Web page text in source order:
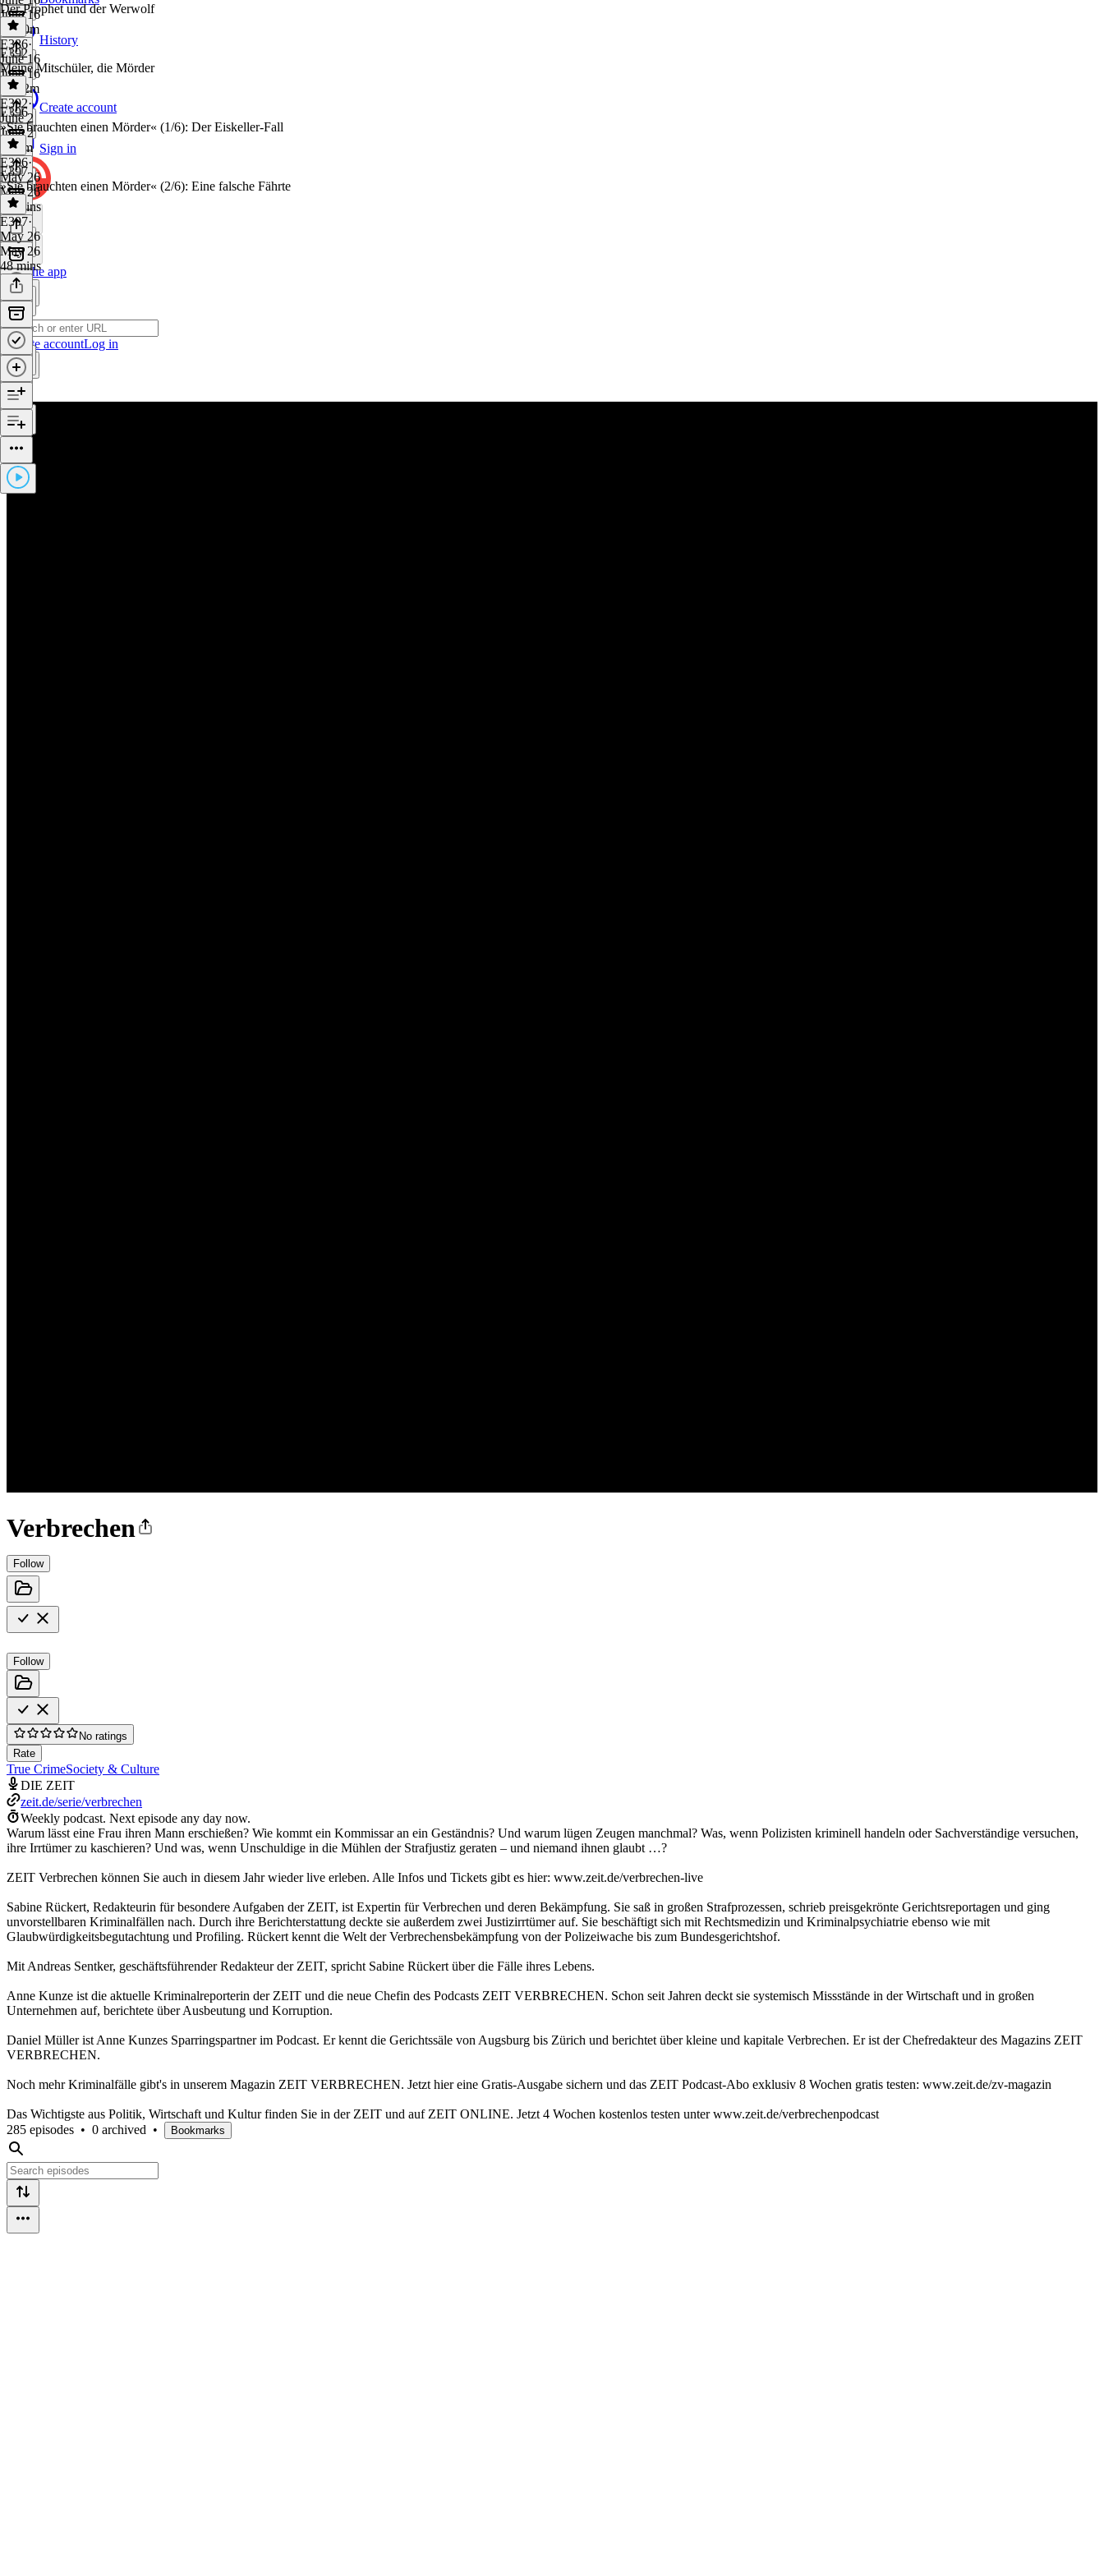
History
Create account
Sign in
Get the app
Create accountLog in
Verbrechen
Follow
Follow
No ratings
Rate
True CrimeSociety & Culture
DIE ZEIT
zeit.de/serie/verbrechen
Weekly podcast. Next episode any day now.
Warum lässt eine Frau ihren Mann erschießen? Wie kommt ein Kommissar an ein Geständnis? Und warum lügen Zeugen manchmal? Was, wenn Polizisten kriminell handeln oder Sachverständige versuchen,
ihre Irrtümer zu kaschieren? Und was, wenn Unschuldige in die Mühlen der Strafjustiz geraten – und niemand ihnen glaubt …?
ZEIT Verbrechen können Sie auch in diesem Jahr wieder live erleben. Alle Infos und Tickets gibt es hier: www.zeit.de/verbrechen-live
Sabine Rückert, Redakteurin für besondere Aufgaben der ZEIT, ist Expertin für Verbrechen und deren Bekämpfung. Sie saß in großen Strafprozessen, schrieb preisgekrönte Gerichtsreportagen und ging
unvorstellbaren Kriminalfällen nach. Durch ihre Berichterstattung deckte sie außerdem zwei Justizirrtümer auf. Sie beschäftigt sich mit Rechtsmedizin und Kriminalpsychiatrie ebenso wie mit
Glaubwürdigkeitsbegutachtung und Profiling. Rückert kennt die Welt der Verbrechensbekämpfung von der Polizeiwache bis zum Bundesgerichtshof.
Mit Andreas Sentker, geschäftsführender Redakteur der ZEIT, spricht Sabine Rückert über die Fälle ihres Lebens.
Anne Kunze ist die aktuelle Kriminalreporterin der ZEIT und die neue Chefin des Podcasts ZEIT VERBRECHEN. Schon seit Jahren deckt sie systemisch Missstände in der Wirtschaft und in großen
Unternehmen auf, berichtete über Ausbeutung und Korruption.
Daniel Müller ist Anne Kunzes Sparringspartner im Podcast. Er kennt die Gerichtssäle von Augsburg bis Zürich und berichtet über kleine und kapitale Verbrechen. Er ist der Chefredakteur des Magazins ZEIT
VERBRECHEN.
Noch mehr Kriminalfälle gibt's in unserem Magazin ZEIT VERBRECHEN. Jetzt hier eine Gratis-Ausgabe sichern und das ZEIT Podcast-Abo exklusiv 8 Wochen gratis testen: www.zeit.de/zv-magazin
Das Wichtigste aus Politik, Wirtschaft und Kultur finden Sie in der ZEIT und auf ZEIT ONLINE. Jetzt 4 Wochen kostenlos testen unter www.zeit.de/verbrechenpodcast
285 episodes • 0 archived • Bookmarks
June 16
1h 20m
Der Prophet und der Werwolf
E386·
June 16
June 16
1h 22m
E392
Meine Mitschüler, die Mörder
E392·
June 2
June 2
1h 7m
E396
»Sie brauchten einen Mörder« (1/6): Der Eiskeller-Fall
E396·
May 26
May 26
45 mins
E397
»Sie brauchten einen Mörder« (2/6): Eine falsche Fährte
E397·
May 26
May 26
48 mins